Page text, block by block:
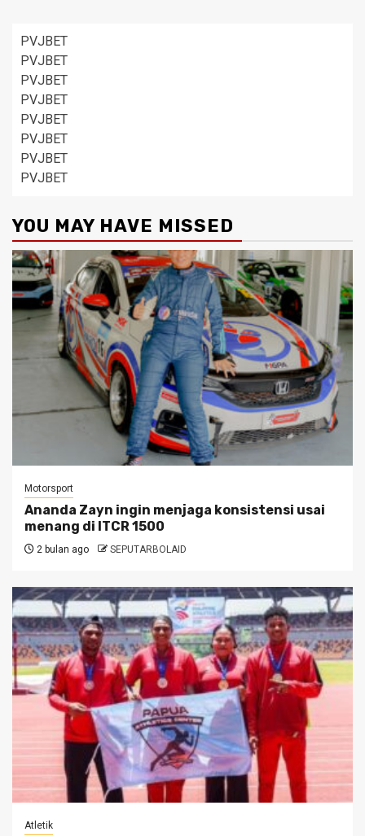
PVJBET
PVJBET
PVJBET
PVJBET
PVJBET
PVJBET
PVJBET
PVJBET
YOU MAY HAVE MISSED
Motorsport
Ananda Zayn ingin menjaga konsistensi usai
menang di ITCR 1500
2 bulan ago SEPUTARBOLAID
Atletik